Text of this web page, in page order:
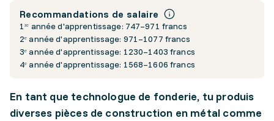
Recommandations de salaire
1ʳᵉ année d'apprentissage: 747–971 francs
2ᵉ année d'apprentissage: 971–1077 francs
3ᵉ année d'apprentissage: 1230–1403 francs
4ᵉ année d'apprentissage: 1568–1606 francs
En tant que technologue de fonderie, tu produis
diverses pièces de construction en métal comme